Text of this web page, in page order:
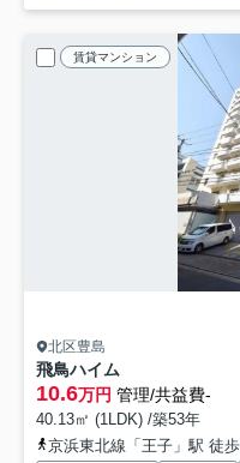
賃貸マンション
北区豊島
飛鳥ハイム
10.6万円 管理/共益費-
40.13㎡ (1LDK) /築53年
京浜東北線「王子」駅 徒